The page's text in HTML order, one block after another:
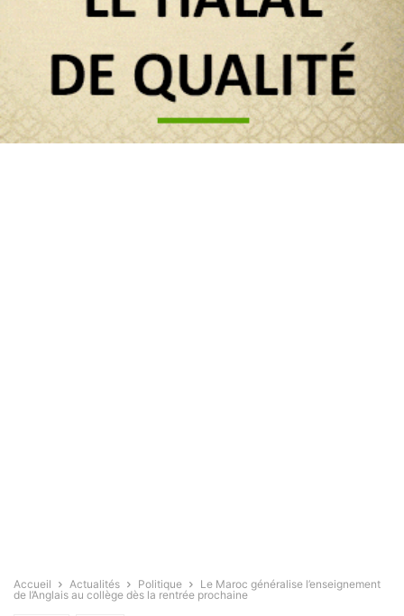
Accueil Actualités Politique
Le Maroc généralise l’enseignement
de l’Anglais au collège dès la rentrée prochaine